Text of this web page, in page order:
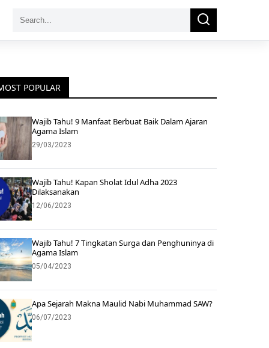
Search
Search
POPULAR
Wajib Tahu! 9 Manfaat Berbuat Baik Dalam Ajaran
Agama Islam
29/03/2023
Wajib Tahu! Kapan Sholat Idul Adha 2023
Dilaksanakan
12/06/2023
Wajib Tahu! 7 Tingkatan Surga dan Penghuninya di
Agama Islam
05/04/2023
Apa Sejarah Makna Maulid Nabi Muhammad SAW?
06/07/2023